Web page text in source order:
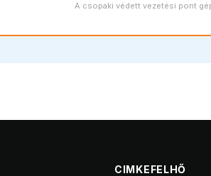
A csopaki védett vezetési pont
CIMKEFELHŐ